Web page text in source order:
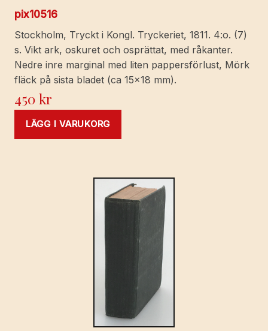
pix10516
Stockholm, Tryckt i Kongl. Tryckeriet, 1811. 4:o. (7)
s. Vikt ark, oskuret och osprättat, med råkanter.
Nedre inre marginal med liten pappersförlust, Mörk
fläck på sista bladet (ca 15x18 mm).
450kr
LÄGG I VARUKORG